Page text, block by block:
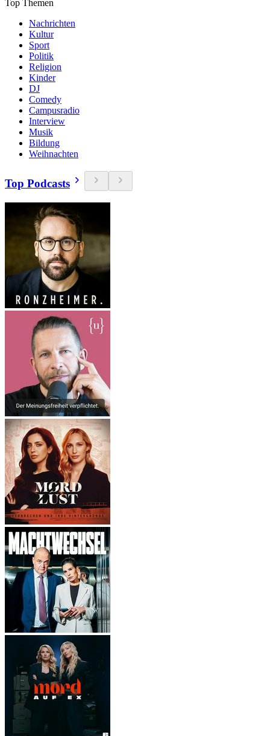
Top Themen
Nachrichten
Kultur
Sport
Politik
Religion
Kinder
DJ
Comedy
Campusradio
Interview
Musik
Bildung
Weihnachten
Top Podcasts